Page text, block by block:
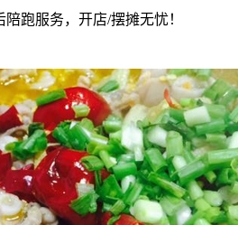
跑服务，开店/摆摊无忧！